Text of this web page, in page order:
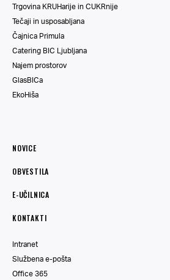
Trgovina KRUHarije in CUKRnije
Tečaji in usposabljana
Čajnica Primula
Catering BIC Ljubljana
Najem prostorov
GlasBICa
EkoHiša
NOVICE
OBVESTILA
E-UČILNICA
KONTAKTI
Intranet
Službena e-pošta
Office 365